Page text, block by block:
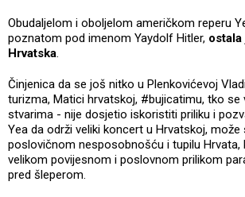
Obudaljelom i oboljelom američkom reperu
poznatom pod imenom Yaydolf Hitler, ostala
Hrvatska.
Činjenica da se još nitko u Plenkovićevoj
turizma, Matici hrvatskoj, #bujicatimu, tko se
stvarima - nije dosjetio iskoristiti priliku i
Yea da održi veliki koncert u Hrvatskoj,
poslovičnom nesposobnošću i tupilu Hrvata,
velikom povijesnom i poslovnom prilikom
pred šleperom.